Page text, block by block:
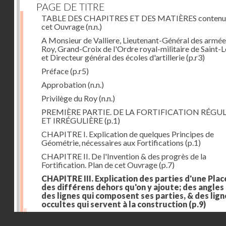
PAGE DE TITRE
TABLE DES CHAPITRES ET DES MATIÈRES
cet Ouvrage(n.n.)
A Monsieur de Valliere, Lieutenant-Général des
Roy, Grand-Croix de l'Ordre royal-militaire de Saint-
et Directeur général des écoles d'artillerie(p.r3)
Préface(p.r5)
Approbation(n.n.)
Privilège du Roy(n.n.)
PREMIÈRE PARTIE. DE LA FORTIFICATION
ET IRRÉGULIÈRE(p.1)
CHAPITRE I. Explication de quelques Principes de
Géométrie, nécessaires aux Fortifications (p.1)
CHAPITRE II. De l'Invention & des progrès de la
Fortification. Plan de cet Ouvrage(p.7)
CHAPITRE III. Explication des parties d'une
des différens dehors qu'on y ajoute; des angles
des lignes qui composent ses parties, & des
occultes qui servent à la construction (p.9)
Des lignes & des angles qui composent les parties